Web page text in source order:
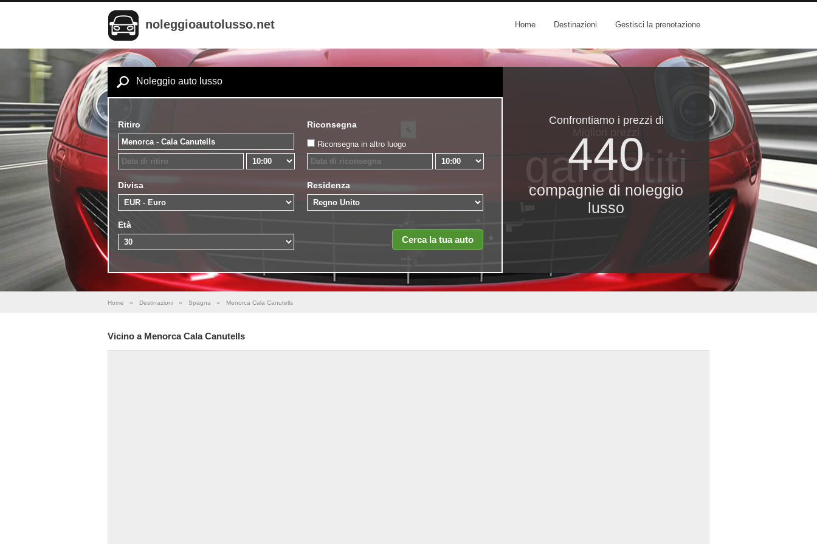
noleggioautolusso.net Home Destinazioni Gestisci la prenotazione
Noleggio auto lusso
Ritiro Riconsegna
Riconsegna in altro luogo
Divisa Residenza
Età
Confrontiamo i prezzi di
440
compagnie di noleggio
lusso
Migliori prezzi
garantiti
Home » Destinazioni » Spagna » Menorca Cala Canutells
Vicino a Menorca Cala Canutells